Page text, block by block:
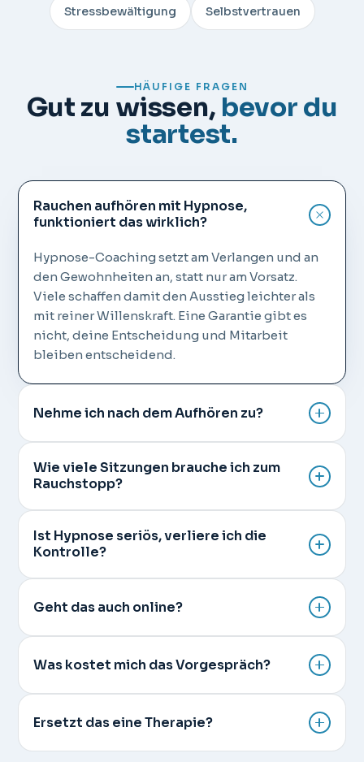
Stressbewältigung Selbstvertrauen
HÄUFIGE FRAGEN
Gut zu wissen, bevor du
startest.
Rauchen aufhören mit Hypnose,
funktioniert das wirklich?
Hypnose-Coaching setzt am Verlangen und an
den Gewohnheiten an, statt nur am Vorsatz.
Viele schaffen damit den Ausstieg leichter als
mit reiner Willenskraft. Eine Garantie gibt es
nicht, deine Entscheidung und Mitarbeit
bleiben entscheidend.
Nehme ich nach dem Aufhören zu?
Wie viele Sitzungen brauche ich zum
Rauchstopp?
Ist Hypnose seriös, verliere ich die
Kontrolle?
Geht das auch online?
Was kostet mich das Vorgespräch?
Ersetzt das eine Therapie?